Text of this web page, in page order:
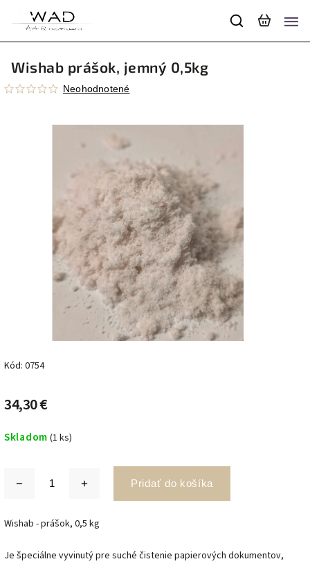
Wishab prášok, jemný 0,5kg
Neohodnotené
Kód: 0754
34,30 €
Skladom (1 ks)
Pridať do košíka
Wishab - prášok, 0,5 kg
Je špeciálne vyvinutý pre suché čistenie papierových dokumentov,